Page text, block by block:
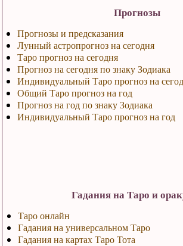
Прогнозы
Прогнозы и предсказания
Лунный астропрогноз на сегодня
Таро прогноз на сегодня
Прогноз на сегодня по знаку Зодиака
Индивидуальный Таро прогноз на
Общий Таро прогноз на год
Прогноз на год по знаку Зодиака
Индивидуальный Таро прогноз на год
Гадания на Таро и
Таро онлайн
Гадания на универсальном Таро
Гадания на картах Таро Тота